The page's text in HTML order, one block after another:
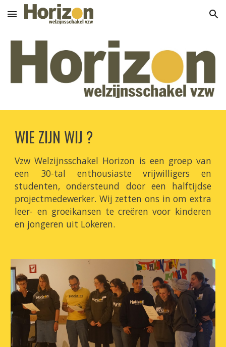
Skip to main content Skip to navigation
WIE ZIJN WIJ ?
Vzw Welzijnsschakel Horizon is een groep van
een 30-tal enthousiaste vrijwilligers en
studenten, ondersteund door een halftijdse
projectmedewerker. Wij zetten ons in om extra
leer- en groeikansen te creëren voor kinderen
en jongeren uit Lokeren.